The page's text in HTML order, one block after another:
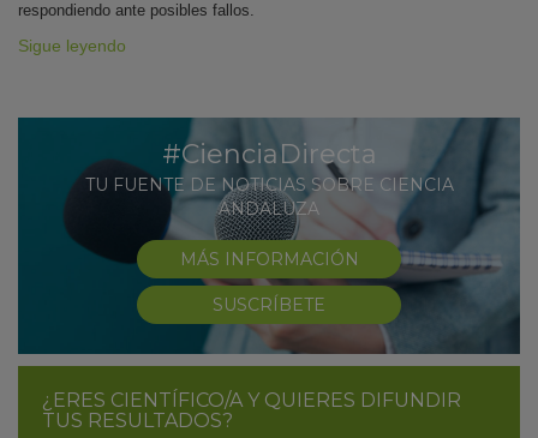
respondiendo ante posibles fallos.
Sigue leyendo
#CienciaDirecta
TU FUENTE DE NOTICIAS SOBRE CIENCIA
ANDALUZA
MÁS INFORMACIÓN
SUSCRÍBETE
¿ERES CIENTÍFICO/A Y QUIERES DIFUNDIR
TUS RESULTADOS?